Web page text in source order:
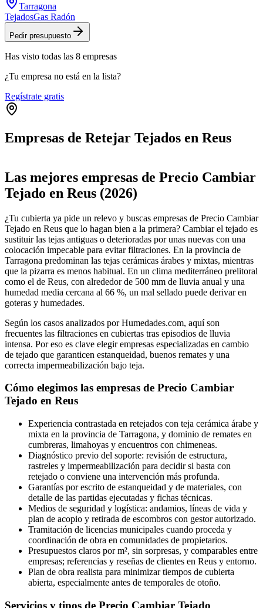
Tarragona
TejadosGas Radón
Pedir presupuesto
Has visto todas las 8 empresas
¿Tu empresa no está en la lista?
Regístrate gratis
Empresas de Retejar Tejados en Reus
+
−
Las mejores empresas de Precio Cambiar
Tejado en Reus (2026)
¿Tu cubierta ya pide un relevo y buscas empresas de Precio Cambiar
Tejado en Reus que lo hagan bien a la primera? Cambiar el tejado es
sustituir las tejas antiguas o deterioradas por unas nuevas con una
colocación impecable para evitar filtraciones. En la provincia de
Tarragona predominan las tejas cerámicas árabes y mixtas, mientras
que la pizarra es menos habitual. En un clima mediterráneo prelitoral
como el de Reus, con alrededor de 500 mm de lluvia anual y una
humedad media cercana al 66 %, un mal sellado puede derivar en
goteras y humedades.
Según los casos analizados por Humedades.com, aquí son
frecuentes las filtraciones en cubiertas tras episodios de lluvia
intensa. Por eso es clave elegir empresas especializadas en cambio
de tejado que garanticen estanqueidad, buenos remates y una
correcta impermeabilización bajo teja.
Cómo elegimos las empresas de Precio Cambiar
Tejado en Reus
Experiencia contrastada en retejados con teja cerámica árabe y
mixta en la provincia de Tarragona, y dominio de remates en
cumbreras, limahoyas y encuentros con chimeneas.
Diagnóstico previo del soporte: revisión de estructura,
rastreles y impermeabilización para decidir si basta con
retejado o conviene una intervención más profunda.
Garantías por escrito de estanqueidad y de materiales, con
detalle de las partidas ejecutadas y fichas técnicas.
Medios de seguridad y logística: andamios, líneas de vida y
plan de acopio y retirada de escombros con gestor autorizado.
Tramitación de licencias municipales cuando proceda y
coordinación de obra en comunidades de propietarios.
Presupuestos claros por m², sin sorpresas, y comparables entre
empresas; referencias y reseñas de clientes en Reus y entorno.
Plan de obra realista para minimizar tiempos de cubierta
abierta, especialmente antes de temporales de otoño.
Servicios y tipos de Precio Cambiar Tejado